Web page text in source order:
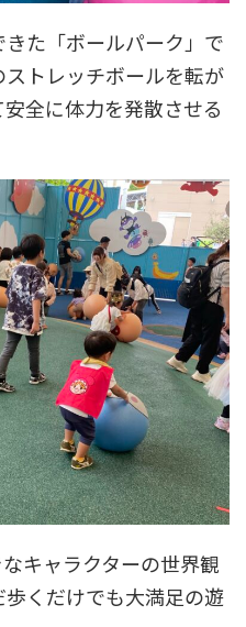
た「ボールパーク」で
トレッチボールを転が
全に体力を発散させる
キャラクターの世界観
くだけでも大満足の遊